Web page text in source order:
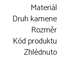
Materiál
Druh kamene
Rozměr
Kód produktu
Zhlédnuto